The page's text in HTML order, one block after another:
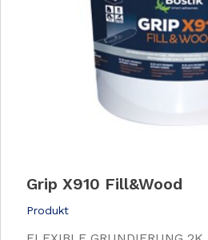
Grip X910 Fill&Wood
Produkt